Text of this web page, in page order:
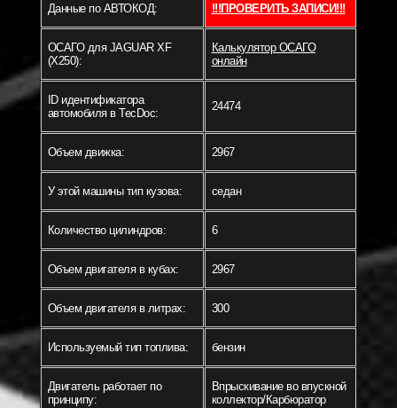
Данные по АВТОКОД: !!!ПРОВЕРИТЬ ЗАПИСИ!!!
ОСАГО для JAGUAR XF
(X250):
Калькулятор ОСАГО
онлайн
ID идентификатора
автомобиля в TecDoc:
24474
Объем движка: 2967
У этой машины тип кузова: седан
Количество цилиндров: 6
Объем двигателя в кубах: 2967
Объем двигателя в литрах: 300
Используемый тип топлива: бензин
Двигатель работает по
принципу:
Впрыскивание во впускной
коллектор/Карбюратор